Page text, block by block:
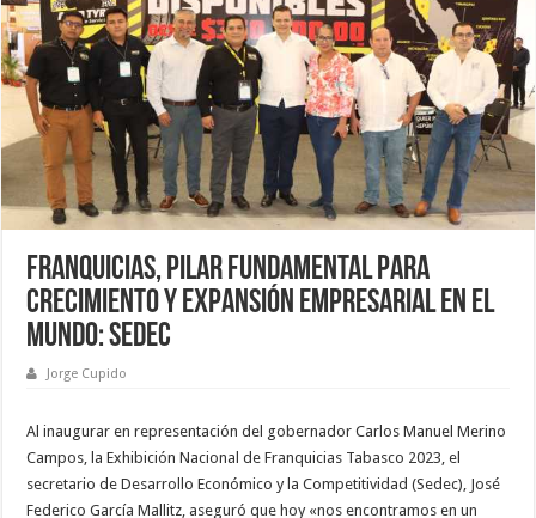
Franquicias, pilar fundamental para
crecimiento y expansión empresarial en el
mundo: Sedec
Jorge Cupido
Al inaugurar en representación del gobernador Carlos Manuel Merino
Campos, la Exhibición Nacional de Franquicias Tabasco 2023, el
secretario de Desarrollo Económico y la Competitividad (Sedec), José
Federico García Mallitz, aseguró que hoy «nos encontramos en un